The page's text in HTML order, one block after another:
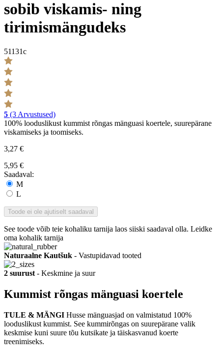
sobib viskamis- ning
tirimismängudeks
51131c
5 (3 Arvustused)
100% looduslikust kummist rõngas mänguasi koertele, suurepärane
viskamiseks ja toomiseks.
3,27 €
5,95 €
Saadaval:
M
L
Toode ei ole ajutiselt saadaval
See toode võib teie kohaliku tarnija laos siiski saadaval olla. Leidke
oma kohalik tarnija
Naturaalne Kautšuk - Vastupidavad tooted
2 suurust - Keskmine ja suur
Kummist rõngas mänguasi koertele
TULE & MÄNGI Husse mänguasjad on valmistatud 100%
looduslikust kummist. See kummirõngas on suurepärane valik
keskmise kuni suure tõu kutsikate ja täiskasvanud koerte
treenimiseks.